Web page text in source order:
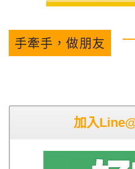
手牽手，做朋友
加入